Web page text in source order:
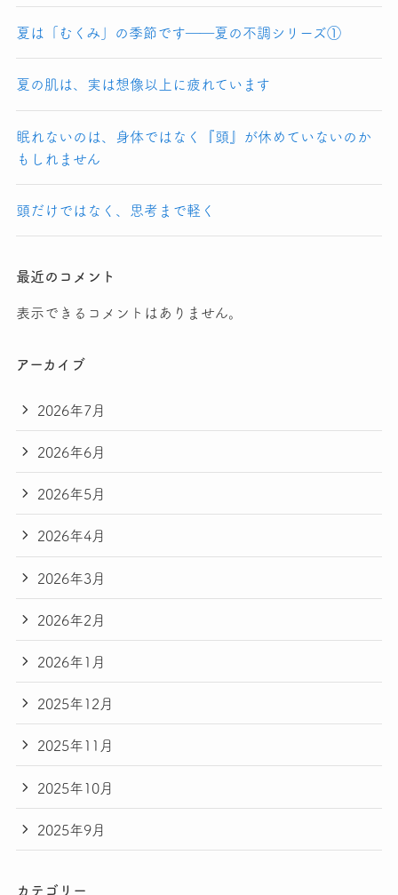
夏は「むくみ」の季節です――夏の不調シリーズ①
夏の肌は、実は想像以上に疲れています
眠れないのは、身体ではなく『頭』が休めていないのか
もしれません
頭だけではなく、思考まで軽く
最近のコメント
表示できるコメントはありません。
アーカイブ
2026年7月
2026年6月
2026年5月
2026年4月
2026年3月
2026年2月
2026年1月
2025年12月
2025年11月
2025年10月
2025年9月
カテゴリー